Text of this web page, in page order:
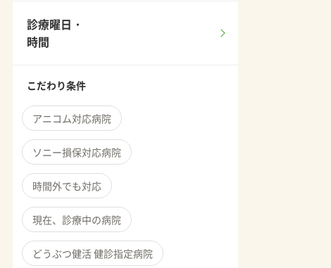
診療曜日・
時間
こだわり条件
アニコム対応病院
ソニー損保対応病院
時間外でも対応
現在、診療中の病院
どうぶつ健活 健診指定病院